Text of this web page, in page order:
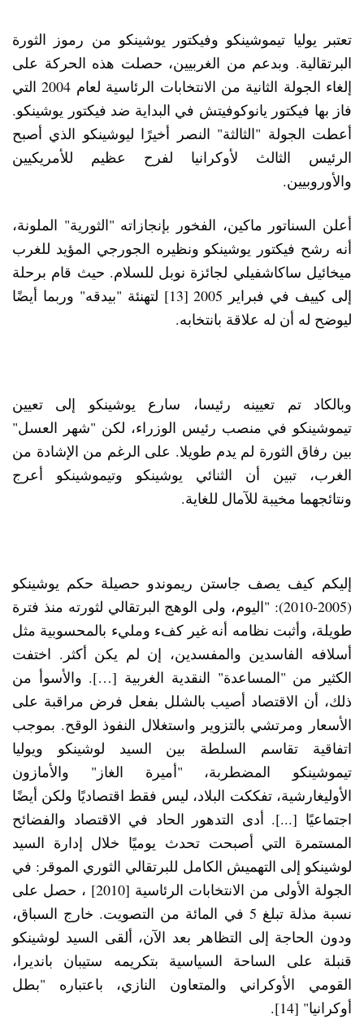
تعتبر يوليا تيموشينكو وفيكتور يوشينكو من رموز الثورة
البرتقالية. وبدعم من الغربيين، حصلت هذه الحركة على
إلغاء الجولة الثانية من الانتخابات الرئاسية لعام 2004 التي
فاز بها فيكتور يانوكوفيتش في البداية ضد فيكتور يوشينكو.
أعطت الجولة "الثالثة" النصر أخيرًا ليوشينكو الذي أصبح
الرئيس الثالث لأوكرانيا لفرح عظيم للأمريكيين
والأوروبيين.
أعلن السناتور ماكين، الفخور بإنجازاته "الثورية" الملونة،
أنه رشح فيكتور يوشينكو ونظيره الجورجي المؤيد للغرب
ميخائيل ساكاشفيلي لجائزة نوبل للسلام. حيث قام برحلة
إلى كييف في فبراير 2005 [13] لتهنئة "بيدقه" وربما أيضًا
ليوضح له أن له علاقة بانتخابه.
وبالكاد تم تعيينه رئيسا، سارع يوشينكو إلى تعيين
تيموشينكو في منصب رئيس الوزراء، لكن "شهر العسل"
بين رفاق الثورة لم يدم طويلا. على الرغم من الإشادة من
الغرب، تبين أن الثنائي يوشينكو وتيموشينكو أعرج
ونتائجهما مخيبة للآمال للغاية.
إليكم كيف يصف جاستن ريموندو حصيلة حكم يوشينكو
(2005-2010): "اليوم، ولى الوهج البرتقالي لثورته منذ فترة
طويلة، وأثبت نظامه أنه غير كفء ومليء بالمحسوبية مثل
أسلافه الفاسدين والمفسدين، إن لم يكن أكثر. اختفت
الكثير من "المساعدة" النقدية الغربية […]. والأسوأ من
ذلك، أن الاقتصاد أصيب بالشلل بفعل فرض مراقبة على
الأسعار ومرتشي بالتزوير واستغلال النفوذ الوقح. بموجب
اتفاقية تقاسم السلطة بين السيد لوشينكو ويوليا
تيموشينكو المضطربة، "أميرة الغاز" والأمازون
الأوليغارشية، تفككت البلاد، ليس فقط اقتصاديًا ولكن أيضًا
اجتماعيًا [...]. أدى التدهور الحاد في الاقتصاد والفضائح
المستمرة التي أصبحت تحدث يوميًا خلال إدارة السيد
لوشينكو إلى التهميش الكامل للبرتقالي الثوري الموقر: في
الجولة الأولى من الانتخابات الرئاسية [2010] ، حصل على
نسبة مذلة تبلغ 5 في المائة من التصويت. خارج السباق،
ودون الحاجة إلى التظاهر بعد الآن، ألقى السيد لوشينكو
قنبلة على الساحة السياسية بتكريمه ستيبان بانديرا،
القومي الأوكراني والمتعاون النازي، باعتباره "بطل
أوكرانيا" [14].